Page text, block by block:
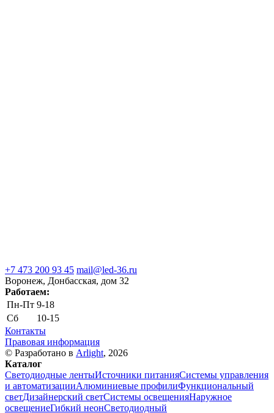
+7 473 200 93 45 mail@led-36.ru
Воронеж, Донбасская, дом 32
Работаем:
Пн-Пт 9-18
Сб
10-15
Контакты
Правовая информация
© Разработано в Arlight, 2026
Каталог
Светодиодные лентыИсточники питанияСистемы управления
и автоматизацииАлюминиевые профилиФункциональный
светДизайнерский светСистемы освещенияНаружное
освещениеГибкий неонСветодиодный